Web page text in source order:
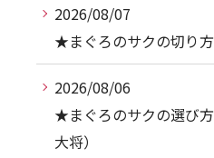
2026/08/07
★まぐろのサクの切り
2026/08/06
★まぐろのサクの選び
大将）